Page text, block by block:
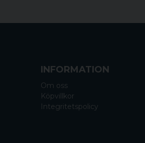
INFORMATION
Om oss
Köpvillkor
Integritetspolicy